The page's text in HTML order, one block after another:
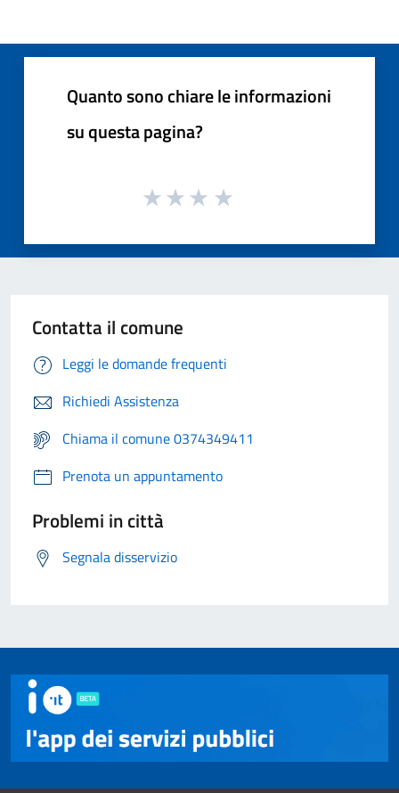
Quanto sono chiare le informazioni
su questa pagina?
Contatta il comune
Leggi le domande frequenti
Richiedi Assistenza
Chiama il comune 0374349411
Prenota un appuntamento
Problemi in città
Segnala disservizio